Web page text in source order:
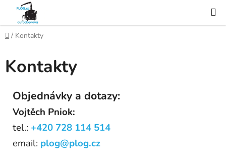
Přejít
obsah
Domů
/ Kontakty
Kontakty
Objednávky a dotazy:
Vojtěch Pniok:
tel.: +420 728 114 514
email: plog@plog.cz